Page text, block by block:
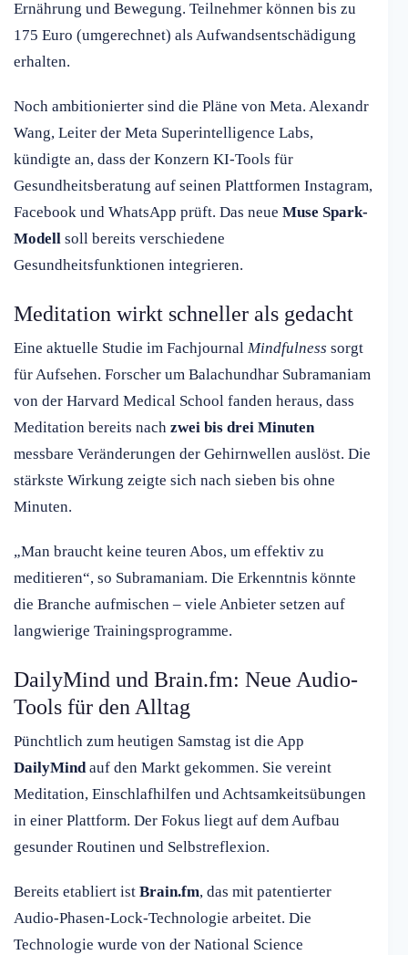
Ernährung und Bewegung. Teilnehmer können bis zu
175 Euro (umgerechnet) als Aufwandsentschädigung
erhalten.
Noch ambitionierter sind die Pläne von Meta. Alexandr
Wang, Leiter der Meta Superintelligence Labs,
kündigte an, dass der Konzern KI-Tools für
Gesundheitsberatung auf seinen Plattformen Instagram,
Facebook und WhatsApp prüft. Das neue Muse Spark-
Modell soll bereits verschiedene
Gesundheitsfunktionen integrieren.
Meditation wirkt schneller als gedacht
Eine aktuelle Studie im Fachjournal Mindfulness sorgt
für Aufsehen. Forscher um Balachundhar Subramaniam
von der Harvard Medical School fanden heraus, dass
Meditation bereits nach zwei bis drei Minuten
messbare Veränderungen der Gehirnwellen auslöst. Die
stärkste Wirkung zeigte sich nach sieben bis ohne
Minuten.
„Man braucht keine teuren Abos, um effektiv zu
meditieren“, so Subramaniam. Die Erkenntnis könnte
die Branche aufmischen – viele Anbieter setzen auf
langwierige Trainingsprogramme.
DailyMind und Brain.fm: Neue Audio-
Tools für den Alltag
Pünchtlich zum heutigen Samstag ist die App
DailyMindauf den Markt gekommen. Sie vereint
Meditation, Einschlafhilfen und Achtsamkeitsübungen
in einer Plattform. Der Fokus liegt auf dem Aufbau
gesunder Routinen und Selbstreflexion.
Bereits etabliert ist Brain.fm, das mit patentierter
Audio-Phasen-Lock-Technologie arbeitet. Die
Technologie wurde von der National Science